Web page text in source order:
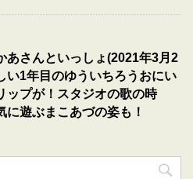
あさんといっしょ(2021年3月2
い1年目のゆういちろうおにい
ップが！スタジオの歌の時
に遊ぶまこあづの姿も！